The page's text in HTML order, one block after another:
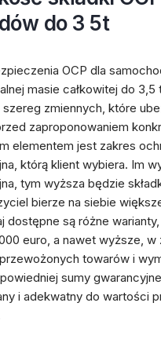
do 3 5t
OCP dla
masie całkowitej do 3,5
zmiennych, które
zaproponowaniem
elementem jest zakres
którą klient wybiera. Im
tym wyższa będzie
bierze na siebie
dostępne są różne
euro, a nawet wyższe, w
towarów i
sumy
i adekwatny do wartości